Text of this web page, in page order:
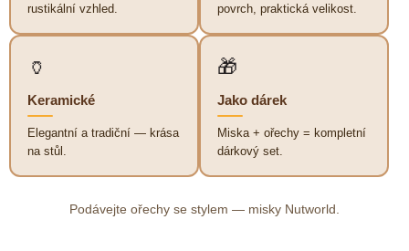
v
u
rustikální vzhled. povrch, praktická velikost.
🏺
Keramické
Elegantní a tradiční — krása
na stůl.
🎁
Jako dárek
Miska + ořechy = kompletní
dárkový set.
Podávejte ořechy se stylem — misky Nutworld.